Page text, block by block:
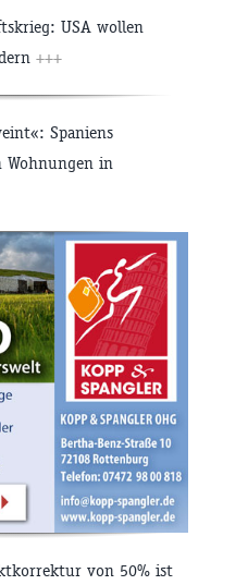
USA wollen
+++
Spaniens
Wohnungen in
von 50% ist